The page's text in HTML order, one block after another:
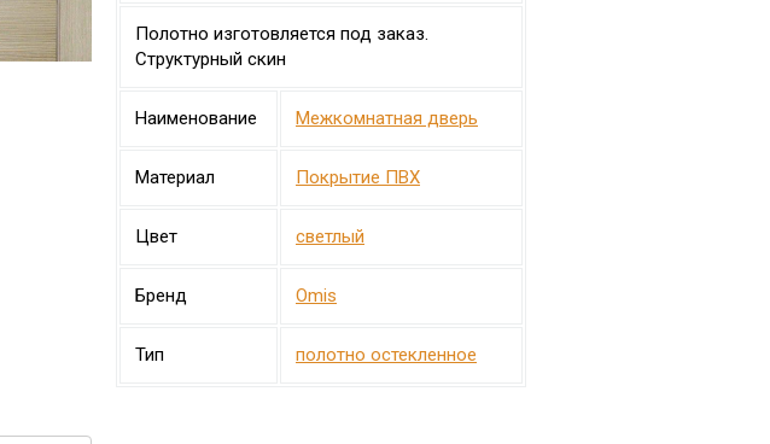
Полотно изготовляется под заказ.
Структурный скин
Наименование Межкомнатная дверь
Материал Покрытие ПВХ
Цвет светлый
Бренд Omis
Тип полотно остекленное